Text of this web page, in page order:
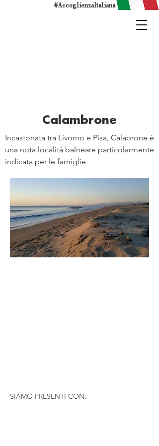
#AccoglienzaItaliana
Calambrone
Incastonata tra Livorno e Pisa, Calabrone è
una nota località balneare particolarmente
indicata per le famiglie
SIAMO PRESENTI CON: